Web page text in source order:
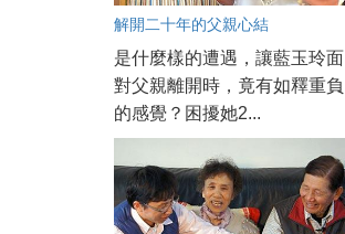
解開二十年的父親心結
是什麼樣的遭遇，讓藍玉玲面
對父親離開時，竟有如釋重負
的感覺？困擾她2...